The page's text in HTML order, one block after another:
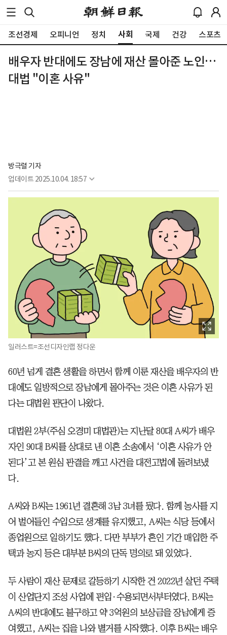
조선경제 오피니언 정치 사회 국제 건강 스포츠
배우자 반대에도 장남에 재산 몰아준 노인…
대법 "이혼 사유"
방극렬 기자
업데이트 2025.10.04. 18:57
일러스트=조선디자인랩 정다운
60년 넘게 결혼 생활을 하면서 함께 이룬 재산을 배우자의 반
대에도 일방적으로 장남에게 몰아주는 것은 이혼 사유가 된
다는 대법원 판단이 나왔다.
대법원 2부(주심 오경미 대법관)는 지난달 80대 A씨가 배우
자인 90대 B씨를 상대로 낸 이혼 소송에서 ‘이혼 사유가 안
된다’고 본 원심 판결을 깨고 사건을 대전고법에 돌려보냈
다.
A씨와 B씨는 1961년 결혼해 3남 3녀를 뒀다. 함께 농사를 지
어 벌어들인 수입으로 생계를 유지했고, A씨는 식당 등에서
종업원으로 일하기도 했다. 다만 부부가 혼인 기간 매입한 주
택과 농지 등은 대부분 B씨의 단독 명의로 돼 있었다.
두 사람이 재산 문제로 갈등하기 시작한 건 2022년 살던 주택
이 산업단지 조성 사업에 편입·수용되면서부터였다. B씨는
A씨의 반대에도 불구하고 약 3억원의 보상금을 장남에게 증
여했고, A씨는 집을 나와 별거를 시작했다. 이후 B씨는 배우